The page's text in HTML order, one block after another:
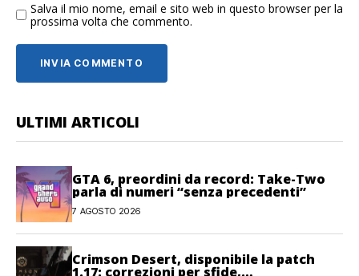
Salva il mio nome, email e sito web in questo browser per la
prossima volta che commento.
ULTIMI ARTICOLI
GTA 6, preordini da record: Take-Two
parla di numeri “senza precedenti”
7 AGOSTO 2026
Crimson Desert, disponibile la patch
1.17: correzioni per sfide,